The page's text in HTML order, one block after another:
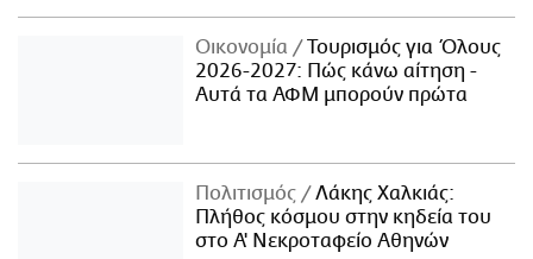
Οικονομία
Τουρισμός για Όλους
2026-2027: Πώς κάνω αίτηση -
Αυτά τα ΑΦΜ μπορούν πρώτα
Πολιτισμός
Λάκης Χαλκιάς:
Πλήθος κόσμου στην κηδεία του
στο Α' Νεκροταφείο Αθηνών